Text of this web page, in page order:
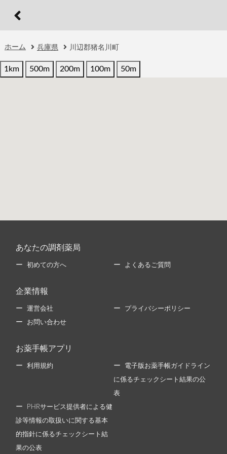
ホーム 兵庫県 川辺郡猪名川町
1km 500m 200m 100m 50m
あなたの調剤薬局
初めての方へ よくあるご質問
企業情報
運営会社 プライバシーポリシー
お問い合わせ
お薬手帳アプリ
利用規約 電子版お薬手帳ガイドライン
に係るチェックシート結果の公
表
PHRサービス提供者による健
診等情報の取扱いに関する基本
的指針に係るチェックシート結
果の公表